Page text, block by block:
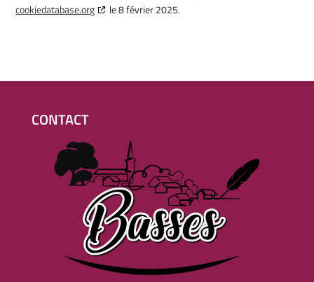
cookiedatabase.org
le 8 février 2025.
CONTACT